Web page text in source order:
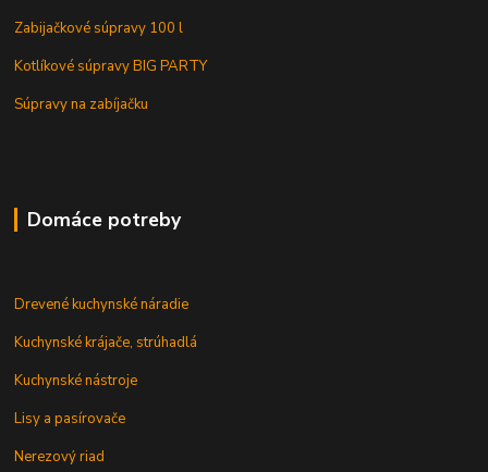
Zabijačkové súpravy 100 l
Kotlíkové súpravy BIG PARTY
Súpravy na zabíjačku
Domáce potreby
Drevené kuchynské náradie
Kuchynské krájače, strúhadlá
Kuchynské nástroje
Lisy a pasírovače
Nerezový riad